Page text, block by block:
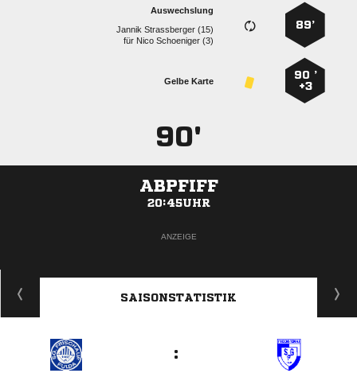
89’
Auswechslung
  
für   
90 ’
+3
Gelbe Karte
90'
ABPFIFF
20:45UHR
ANZEIGE
SAISONSTATISTIK
: